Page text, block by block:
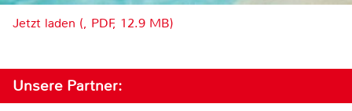
Jetzt laden (, PDF, 12.9 MB)
Unsere Partner: